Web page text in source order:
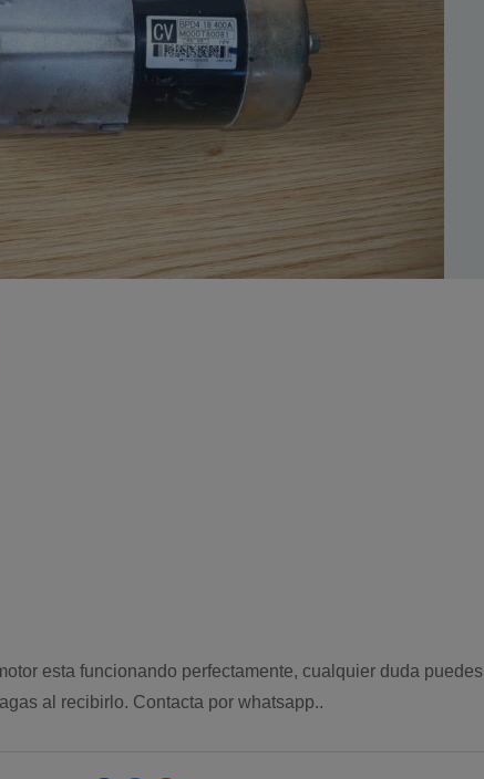
esta funcionando perfectamente, cualquier duda puedes
al recibirlo. Contacta por whatsapp..